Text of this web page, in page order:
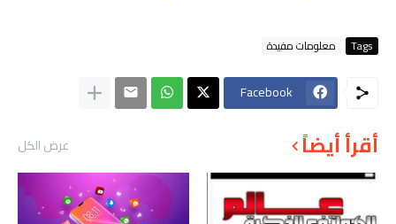
Tags معلومات مفيدة
Facebook
أقرأ أيضاً عرض الكل